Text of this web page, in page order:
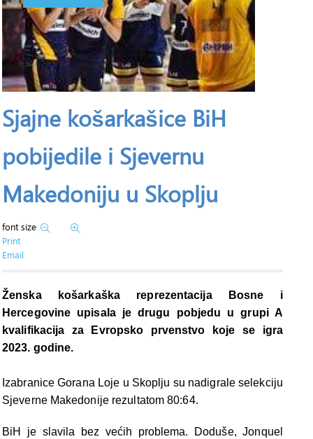
Sjajne košarkašice BiH
pobijedile i Sjevernu
Makedoniju u Skoplju
font size
Print
Email
Ženska košarkaška reprezentacija Bosne i
Hercegovine upisala je drugu pobjedu u grupi A
kvalifikacija za Evropsko prvenstvo koje se igra
2023. godine.
Izabranice Gorana Loje u Skoplju su nadigrale selekciju
Sjeverne Makedonije rezultatom 80:64.
BiH je slavila bez većih problema. Doduše, Jonquel